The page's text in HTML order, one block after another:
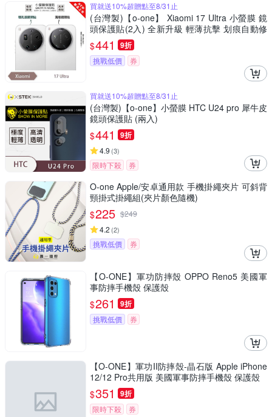
買就送10%超贈點至8/31止
(台灣製)【o-one】 Xiaomi 17 Ultra 小螢膜 鏡
頭保護貼(2入) 全新升級 輕薄抗擊 划痕自動修
復
$441 9折
挑戰低價 券
買就送10%超贈點至8/31止
(台灣製)【o-one】小螢膜 HTC U24 pro 犀牛皮
鏡頭保護貼 (兩入)
$441 9折
4.9 (3)
限時下殺 券
O-one Apple/安卓通用款 手機掛繩夾片 可斜背
頸掛式掛繩組(夾片顏色隨機)
$225 $249
4.2 (2)
挑戰低價 券
【O-ONE】軍功防摔殼 OPPO Reno5 美國軍
事防摔手機殼 保護殼
$261 9折
挑戰低價 券
【O-ONE】軍功II防摔殼-晶石版 Apple iPhone
12/12 Pro共用版 美國軍事防摔手機殼 保護殼
$351 9折
限時下殺 券